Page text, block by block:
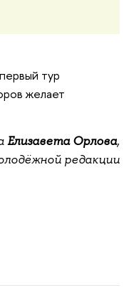
тур
желает
Елизавета Орлова,
редакции